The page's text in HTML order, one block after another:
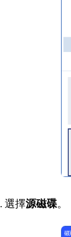
. 選擇源磁碟。